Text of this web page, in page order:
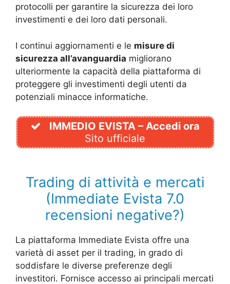
protocolli per garantire la sicurezza dei loro
investimenti e dei loro dati personali.
I continui aggiornamenti e le misure di
sicurezza all’avanguardia migliorano
ulteriormente la capacità della piattaforma di
proteggere gli investimenti degli utenti da
potenziali minacce informatiche.
IMMEDIO EVISTA – Accedi ora
Sito ufficiale
Trading di attività e mercati
(Immediate Evista 7.0
recensioni negative?)
La piattaforma Immediate Evista offre una
varietà di asset per il trading, in grado di
soddisfare le diverse preferenze degli
investitori. Fornisce accesso ai principali mercati